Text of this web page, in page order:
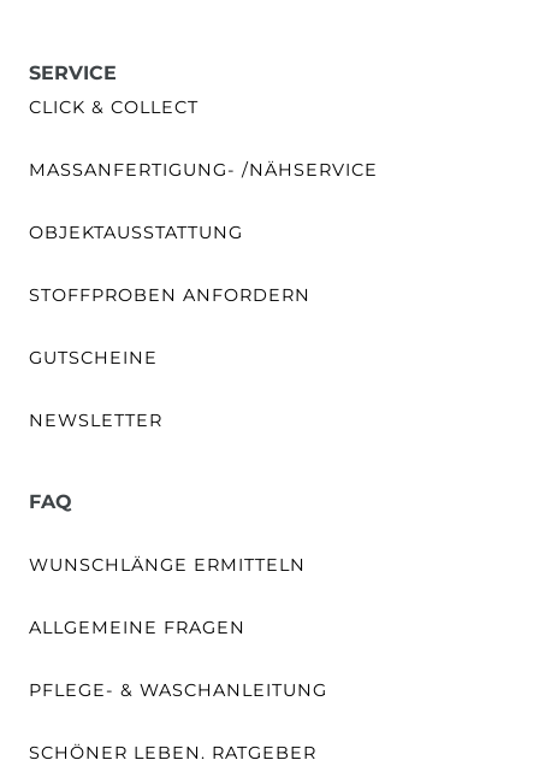
SERVICE
CLICK & COLLECT
MASSANFERTIGUNG- /NÄHSERVICE
OBJEKTAUSSTATTUNG
STOFFPROBEN ANFORDERN
GUTSCHEINE
NEWSLETTER
FAQ
WUNSCHLÄNGE ERMITTELN
ALLGEMEINE FRAGEN
PFLEGE- & WASCHANLEITUNG
SCHÖNER LEBEN. RATGEBER